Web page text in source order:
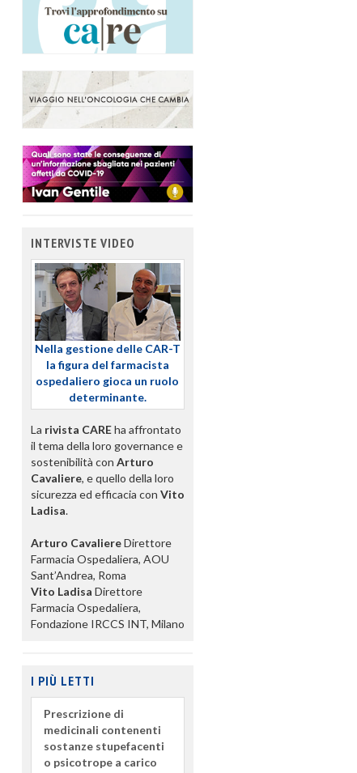
INTERVISTE VIDEO
Nella gestione delle CAR-T
la figura del farmacista
ospedaliero gioca un ruolo
determinante.
La rivista CAREha affrontato
il tema della loro governance e
sostenibilità con Arturo
Cavaliere, e quello della loro
sicurezza ed efficacia con Vito
Ladisa.
Arturo CavaliereDirettore
Farmacia Ospedaliera, AOU
Sant’Andrea, Roma
Vito Ladisa Direttore
Farmacia Ospedaliera,
Fondazione IRCCS INT, Milano
I PIÙ LETTI
Prescrizione di
medicinali contenenti
sostanze stupefacenti
o psicotrope a carico